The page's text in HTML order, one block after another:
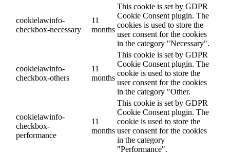
cookielawinfo-
checkbox-necessary
11
months
This cookie is set by GDPR
Cookie Consent plugin. The
cookies is used to store the
user consent for the cookies
in the category "Necessary".
cookielawinfo-
checkbox-others
11
months
This cookie is set by GDPR
Cookie Consent plugin. The
cookie is used to store the
user consent for the cookies
in the category "Other.
cookielawinfo-
checkbox-
performance
11
months
This cookie is set by GDPR
Cookie Consent plugin. The
cookie is used to store the
user consent for the cookies
in the category
"Performance".